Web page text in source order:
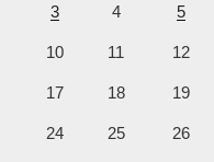
3 4 5
10 11 12
17 18 19
24 25 26